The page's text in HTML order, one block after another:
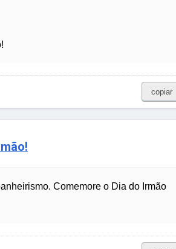
copiar
Comemore o Dia do Irmão